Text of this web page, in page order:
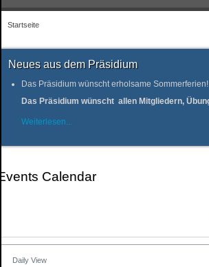
Startseite
Neues aus dem Präsidium
Das Präsidium wünscht erholsame Sommerferien!
Das Präsidium wünscht allen Mitgliedern,
Weiterlesen...
Calendar
Daily View